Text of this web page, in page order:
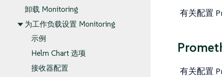
卸载 Monitoring
为工作负载设置 Monitoring
示例
Helm Chart 选项
接收器配置
有关配置
有关配置